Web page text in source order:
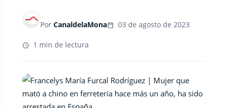
Por CanaldelaMona 03 de agosto de 2023
1 min de lectura